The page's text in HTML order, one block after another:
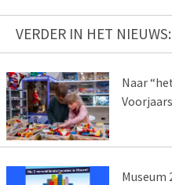
VERDER IN HET NIEUWS:
Naar
Museum